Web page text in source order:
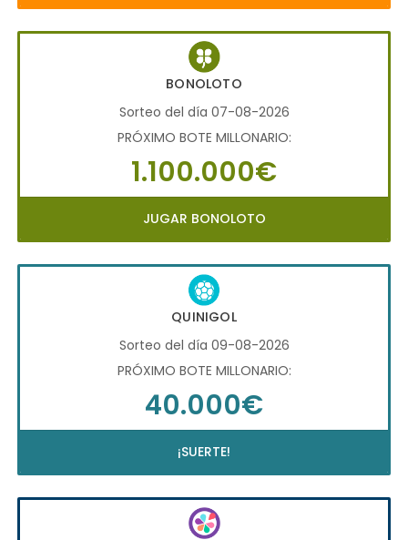
BONOLOTO
Sorteo del día 07-08-2026
PRÓXIMO BOTE MILLONARIO:
1.100.000€
JUGAR BONOLOTO
QUINIGOL
Sorteo del día 09-08-2026
PRÓXIMO BOTE MILLONARIO:
40.000€
¡SUERTE!